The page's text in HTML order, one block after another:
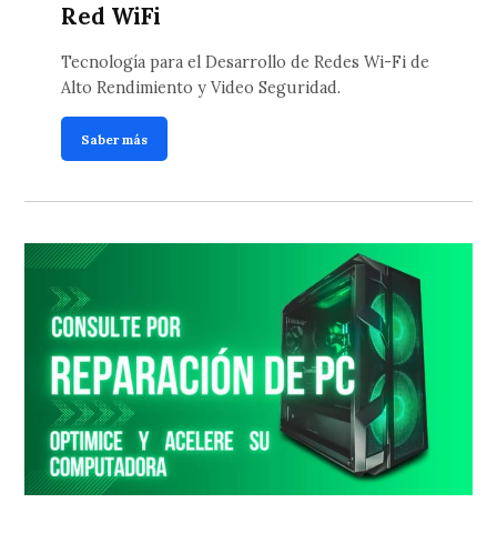
Red WiFi
Tecnología para el Desarrollo de Redes Wi-Fi de
Alto Rendimiento y Video Seguridad.
Saber más